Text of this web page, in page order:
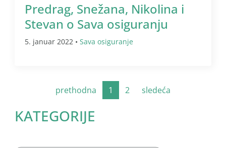
Predrag, Snežana, Nikolina i
Stevan o Sava osiguranju
5. januar 2022 • Sava osiguranje
prethodna 1 2 sledeća
KATEGORIJE